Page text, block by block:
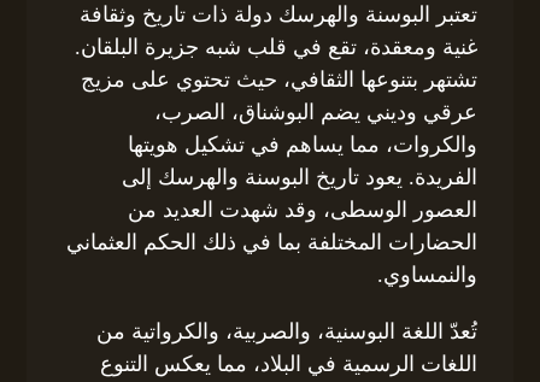
تعتبر البوسنة والهرسك دولة ذات تاريخ وثقافة
غنية ومعقدة، تقع في قلب شبه جزيرة البلقان.
تشتهر بتنوعها الثقافي، حيث تحتوي على مزيج
عرقي وديني يضم البوشناق، الصرب،
والكروات، مما يساهم في تشكيل هويتها
الفريدة. يعود تاريخ البوسنة والهرسك إلى
العصور الوسطى، وقد شهدت العديد من
الحضارات المختلفة بما في ذلك الحكم العثماني
والنمساوي.
تُعدّ اللغة البوسنية، والصربية، والكرواتية من
اللغات الرسمية في البلاد، مما يعكس التنوع